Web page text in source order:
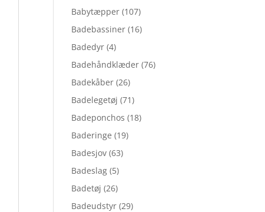
Babytæpper (107)
Badebassiner (16)
Badedyr (4)
Badehåndklæder (76)
Badekåber (26)
Badelegetøj (71)
Badeponchos (18)
Baderinge (19)
Badesjov (63)
Badeslag (5)
Badetøj (26)
Badeudstyr (29)